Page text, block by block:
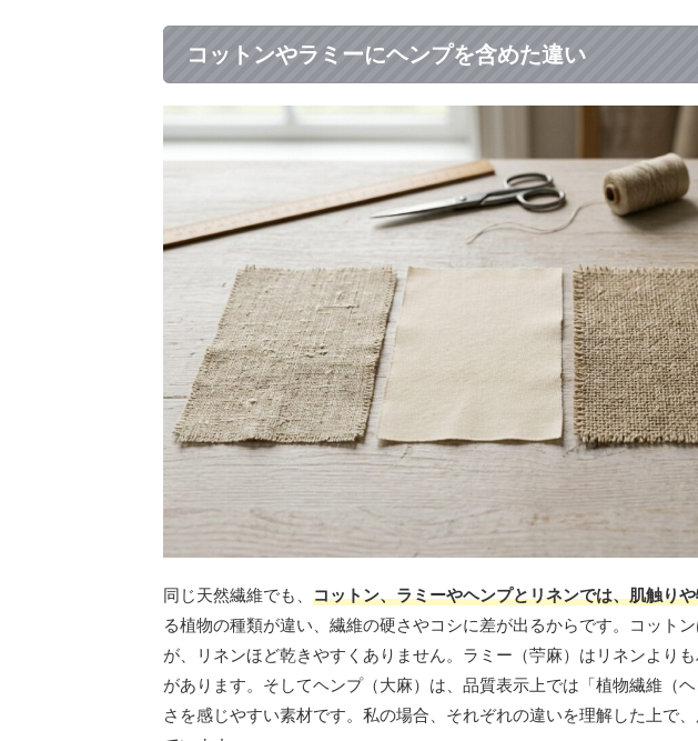
コットンやラミーにヘンプを含めた違い
同じ天然繊維でも、 コットン、ラミーやヘンプとリネンでは、肌触り
る植物の種類が違い、繊維の硬さやコシに差が出るからです。コット
が、リネンほど乾きやすくありません。ラミー（苧麻）はリネンより
があります。そしてヘンプ（大麻）は、品質表示上では「植物繊維（
さを感じやすい素材です。私の場合、それぞれの違いを理解した上で